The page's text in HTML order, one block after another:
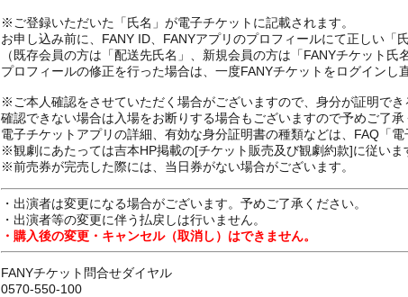
※ご登録いただいた「氏名」が電子チケットに記載されます。
お申し込み前に、FANY ID、FANYアプリのプロフィールにて正しい「
（既存会員の方は「配送先氏名」、新規会員の方は「FANYチケット氏
プロフィールの修正を行った場合は、一度FANYチケットをログイン
※ご本人確認をさせていただく場合がございますので、身分が証明でき
確認できない場合は入場をお断りする場合もございますので予めご了承
電子チケットアプリの詳細、有効な身分証明書の種類などは、FAQ「
※観劇にあたっては吉本HP掲載の[チケット販売及び観劇約款]に従いま
※前売券が完売した際には、当日券がない場合がございます。
・出演者は変更になる場合がございます。予めご了承ください。
・出演者等の変更に伴う払戻しは行いません。
・購入後の変更・キャンセル（取消し）はできません。
FANYチケット問合せダイヤル
0570-550-100